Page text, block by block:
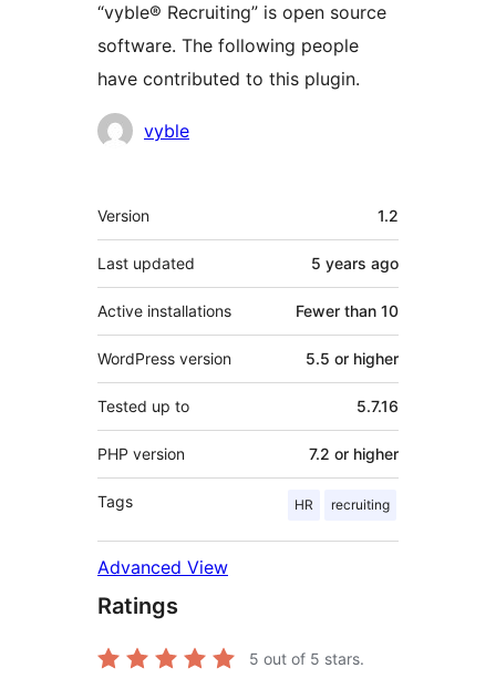
“vyble® Recruiting” is open source
software. The following people
have contributed to this plugin.
Contributors
vyble
Meta
Version 1.2
Last updated 5 years ago
Active installations Fewer than 10
WordPress version 5.5 or higher
Tested up to 5.7.16
PHP version 7.2 or higher
Tags HR recruiting
Advanced View
Ratings
5 out of 5 stars.